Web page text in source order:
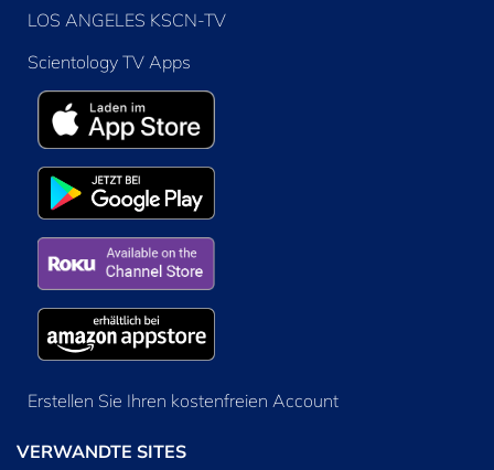
LOS ANGELES KSCN-TV
Scientology TV Apps
Erstellen Sie Ihren kostenfreien Account
VERWANDTE SITES